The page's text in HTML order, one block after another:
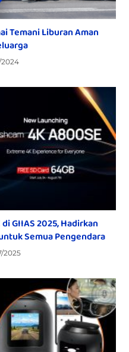
Temani Liburan Aman
2024
GIIAS 2025, Hadirkan
Semua Pengendara
2025